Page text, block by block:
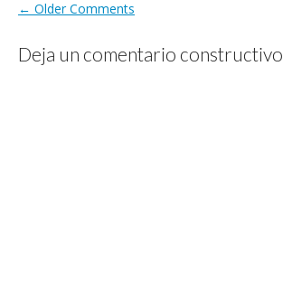
← Older Comments
Deja un comentario constructivo